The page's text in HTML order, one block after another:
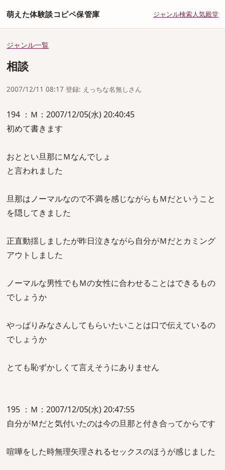
萌えた体験談コピペ保管庫 ジャンル検索人気殿堂
ジャンル一覧
相談
2007/12/11 08:17 登録: えっちな名無しさん
194 ：Ｍ：2007/12/05(水) 20:40:45
初めて書きます
おととい旦那にＭなんでしょ
と言われました
旦那はノーマルなので不満を感じながらもＭだということ
を隠してきました
正直動揺しましたが昨日泣きながら自分がＭだとカミング
アウトしました
ノーマルな男性でもＭの女性に合わせることはできるもの
でしょうか
やっぱりみなさんしてもらいたいことは口で伝えているの
でしょうか
とても恥ずかしくて言えそうにありません
195 ：Ｍ：2007/12/05(水) 20:47:55
自分がＭだと気付いたのは今の旦那と付き合ってからです
喧嘩をした時無理矢理されるセックスのほうが感じました